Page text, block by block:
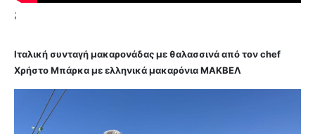
;
Ιταλική συνταγή μακαρονάδας με θαλασσινά από τον chef
Χρήστο Μπάρκα με ελληνικά μακαρόνια ΜΑΚΒΕΛ